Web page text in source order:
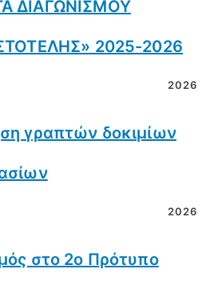
ΔΙΑΓΩΝΙΣΜΟΥ
2025-2026
2026
γραπτών δοκιμίων
2026
στο 2ο Πρότυπο